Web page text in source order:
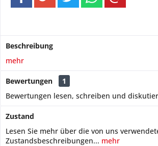
Beschreibung
mehr
Bewertungen
1
Bewertungen lesen, schreiben und
Zustand
Lesen Sie mehr über die von uns
Zustandsbeschreibungen... mehr